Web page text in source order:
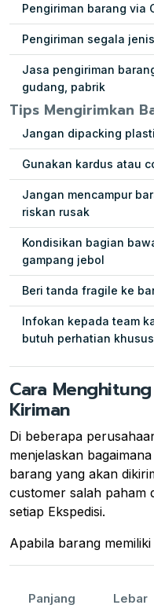
Pengiriman barang via
Pengiriman segala
Jasa pengiriman
gudang, pabrik
Tips Mengirimkan
Jangan dipacking
Gunakan kardus atau
Jangan mencampur
riskan rusak
Kondisikan bagian
gampang jebol
Beri tanda fragile ke
Infokan kepada team
butuh perhatian khusus
Cara
Kiriman
Di beberapa
menjelaskan
barang yang akan
customer salah paham
setiap Ekspedisi.
Apabila barang
Panjang Lebar